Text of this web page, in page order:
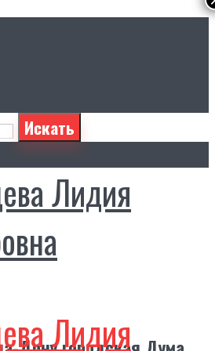
Искать
Лидия
Лидия